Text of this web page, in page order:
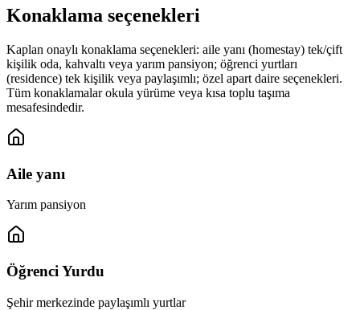
Konaklama seçenekleri
Kaplan onaylı konaklama seçenekleri: aile yanı (homestay) tek/çift
kişilik oda, kahvaltı veya yarım pansiyon; öğrenci yurtları
(residence) tek kişilik veya paylaşımlı; özel apart daire seçenekleri.
Tüm konaklamalar okula yürüme veya kısa toplu taşıma
mesafesindedir.
Aile yanı
Yarım pansiyon
Öğrenci Yurdu
Şehir merkezinde paylaşımlı yurtlar